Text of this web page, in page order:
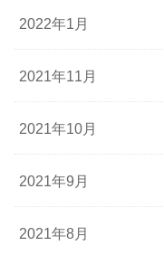
2022年1月
2021年11月
2021年10月
2021年9月
2021年8月